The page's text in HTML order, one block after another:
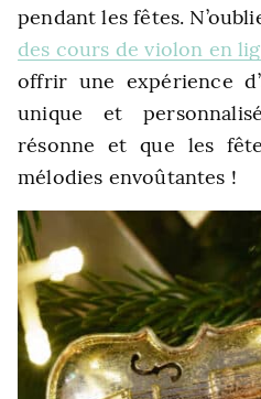
pendant les fêtes.
des cours de violon en
offrir une expérience
unique et
résonne et que les
mélodies envoûtantes !